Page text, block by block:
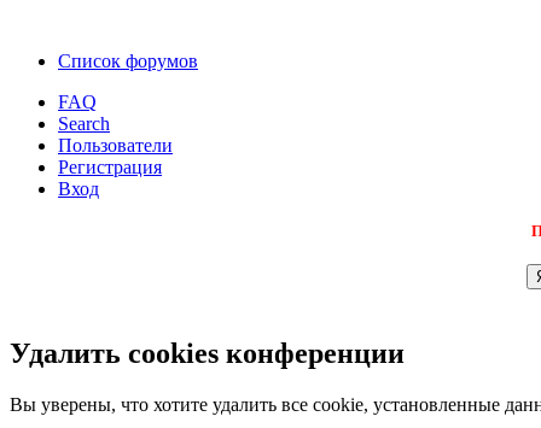
Список форумов
FAQ
Search
Пользователи
Регистрация
Вход
Удалить cookies конференции
Вы уверены, что хотите удалить все cookie, установленные